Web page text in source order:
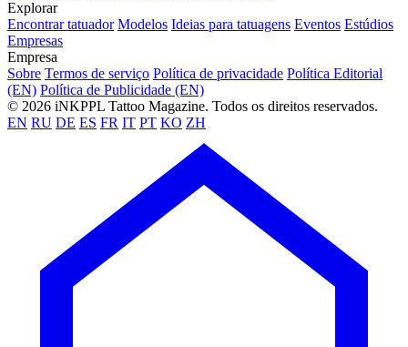
Explorar
Encontrar tatuador Modelos Ideias para tatuagens Eventos Estúdios
Empresas
Empresa
Sobre Termos de serviço Política de privacidade Política Editorial
(EN) Política de Publicidade (EN)
© 2026 iNKPPL Tattoo Magazine. Todos os direitos reservados.
EN RU DE ES FR IT PT KO ZH